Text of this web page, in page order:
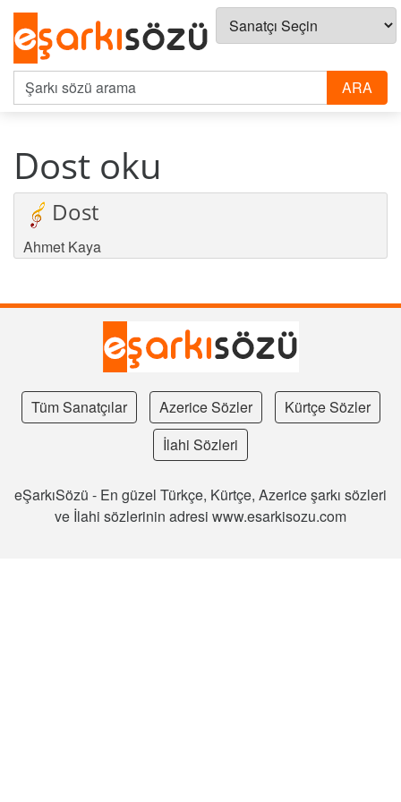
Dost oku
Dost
Ahmet Kaya
Tüm Sanatçılar Azerice Sözler
Kürtçe Sözler
İlahi Sözleri
eŞarkıSözü - En güzel Türkçe, Kürtçe, Azerice şarkı sözleri
ve İlahi sözlerinin adresi www.esarkisozu.com